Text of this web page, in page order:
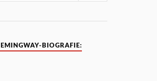
BIOGRAFIE: